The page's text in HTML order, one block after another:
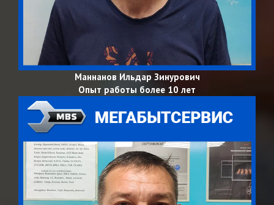
Маннанов Ильдар Зинурович
Опыт работы более 10 лет